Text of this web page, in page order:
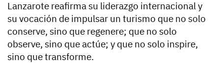
Lanzarote reafirma su liderazgo internacional y
su vocación de impulsar un turismo que no solo
conserve, sino que regenere; que no solo
observe, sino que actúe; y que no solo inspire,
sino que transforme.